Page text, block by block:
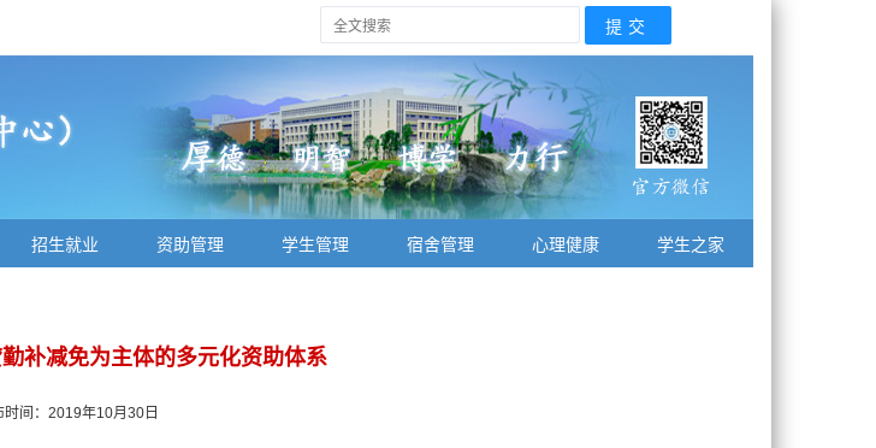
招生就业 资助管理 学生管理 宿舍管理 心理健康 学生之家
补减免为主体的多元化资助体系
时间：2019年10月30日